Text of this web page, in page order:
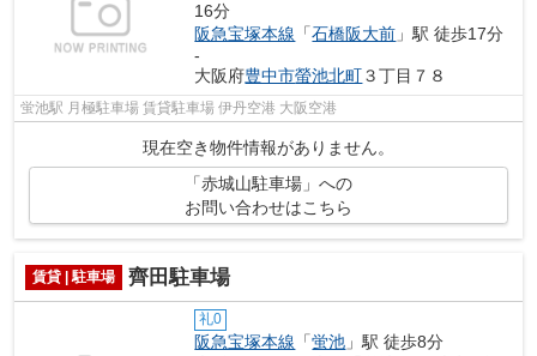
16分
阪急宝塚本線 「石橋阪大前 」駅 徒歩17分
-
大阪府豊中市螢池北町３丁目７８
蛍池駅 月極駐車場 賃貸駐車場 伊丹空港 大阪空港
現在空き物件情報がありません。
「赤城山駐車場」への
お問い合わせはこちら
賃貸 | 駐車場 齊田駐車場
礼0
阪急宝塚本線 「蛍池 」駅 徒歩8分